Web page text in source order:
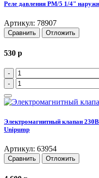
Реле давления РМ/5 1/4"
Артикул: 78907
Сравнить Отложить
530 p
-
-
Электромагнитный клапан
Unipump
Артикул: 63954
Сравнить Отложить